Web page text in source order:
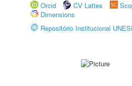
Orcid
CV Lattes
Dimensions
Repositório Institucional